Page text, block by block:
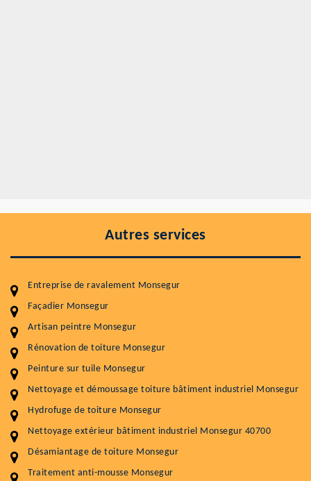
Autres services
Entreprise de ravalement Monsegur
Façadier Monsegur
Artisan peintre Monsegur
Rénovation de toiture Monsegur
Peinture sur tuile Monsegur
Nettoyage et démoussage toiture bâtiment industriel Monsegur
Hydrofuge de toiture Monsegur
Nettoyage extérieur bâtiment industriel Monsegur 40700
Désamiantage de toiture Monsegur
Traitement anti-mousse Monsegur
Entretenir votre toiture, c'est préserver sa
durabilité
Plus de 15 ans d'expérience en couverture et facade
Service
Nettoyageb toiture
Démoussage toiture